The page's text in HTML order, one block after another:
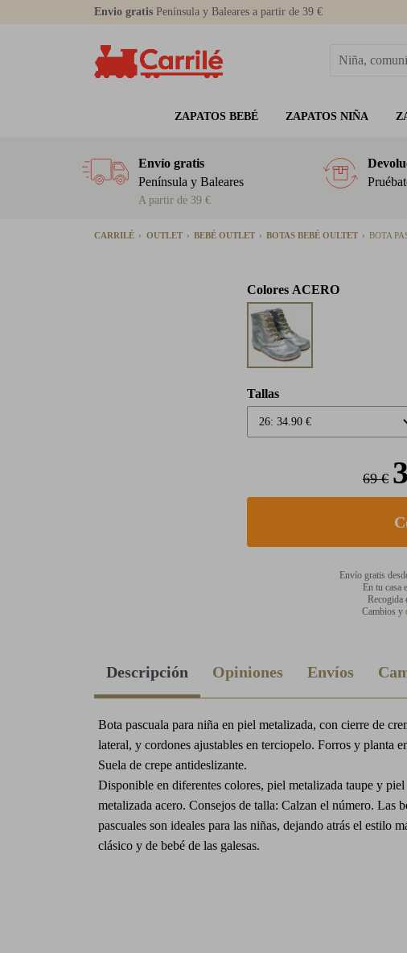
Envio gratis Península y Baleares a partir de 39 €
ZAPATOS BEBÉ ZAPATOS NIÑA
Envío gratis
Península y Baleares
A partir de 39 €
CARRILÉ OUTLET BEBÉ OUTLET BOTAS BEBÉ OULTET BOTA
Colores ACERO
Tallas
69 €
Envío gratis
En tu casa
Recogida
Cambios y
Descripción Opiniones Envíos
Bota pascuala para niña en piel metalizada, con cierre de
lateral, y cordones ajustables en terciopelo. Forros y planta
Suela de crepe antideslizante.
Disponible en diferentes colores, piel metalizada taupe y piel
metalizada acero. Consejos de talla: Calzan el número. Las
pascuales son ideales para las niñas, dejando atrás el estilo
clásico y de bebé de las galesas.